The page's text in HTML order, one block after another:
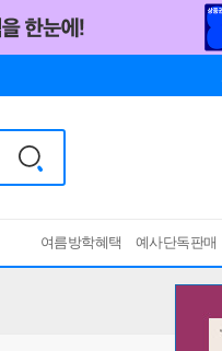
여름방학혜택 예사단독판매